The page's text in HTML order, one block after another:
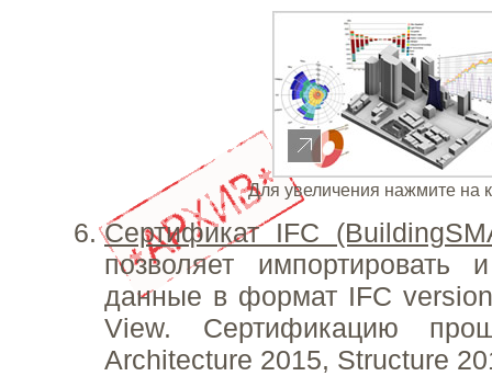
Для увеличения нажмите на
Сертификат IFC
позволяет импортировать
данные в формат IFC
View. Сертификацию
Architecture 2015, Structure